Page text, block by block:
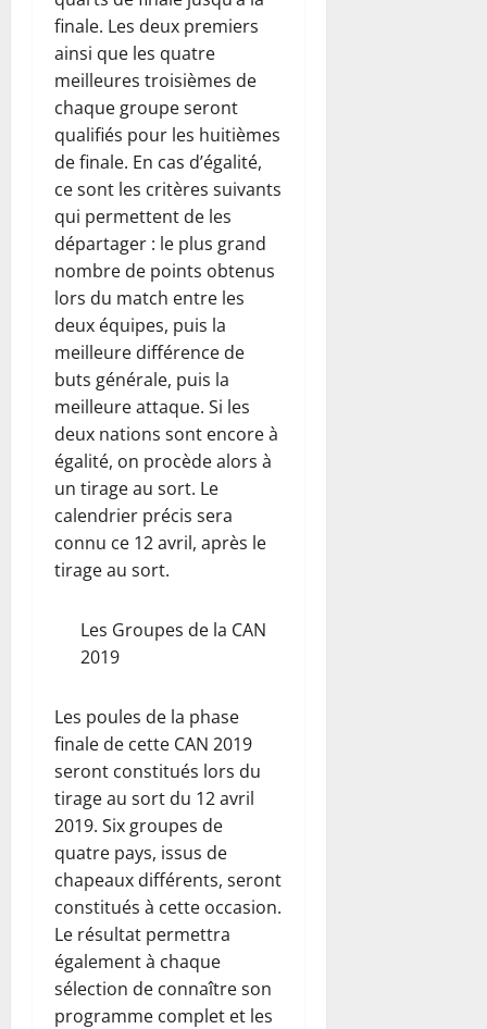
finale. Les deux premiers
ainsi que les quatre
meilleures troisièmes de
chaque groupe seront
qualifiés pour les huitièmes
de finale. En cas d’égalité,
ce sont les critères suivants
qui permettent de les
départager : le plus grand
nombre de points obtenus
lors du match entre les
deux équipes, puis la
meilleure différence de
buts générale, puis la
meilleure attaque. Si les
deux nations sont encore à
égalité, on procède alors à
un tirage au sort. Le
calendrier précis sera
connu ce 12 avril, après le
tirage au sort.
Les Groupes de la CAN
2019
Les poules de la phase
finale de cette CAN 2019
seront constitués lors du
tirage au sort du 12 avril
2019. Six groupes de
quatre pays, issus de
chapeaux différents, seront
constitués à cette occasion.
Le résultat permettra
également à chaque
sélection de connaître son
programme complet et les